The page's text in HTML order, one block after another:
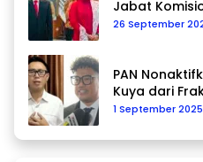
Jabat
26 September
PAN
Kuya dari
1 September 2025